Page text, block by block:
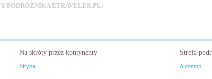
PODRÓŻNIKA ETRAVELER.PL:
Na skróty przez kontynenty
Afryka
Strefa
Autostop